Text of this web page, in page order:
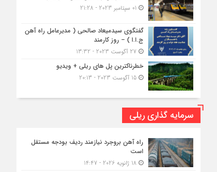
گفتگوی سیدمیعاد صالحی ( مدیرعامل راه آهن
ج.ا.ا ) – روز کارمند
خطرناکترین پل های ریلی + ویدیو
15 آگوست 2023 - 20:13
سرمایه گذاری ریلی
راه آهن بروجرد نیازمند ردیف بودجه مستقل
است